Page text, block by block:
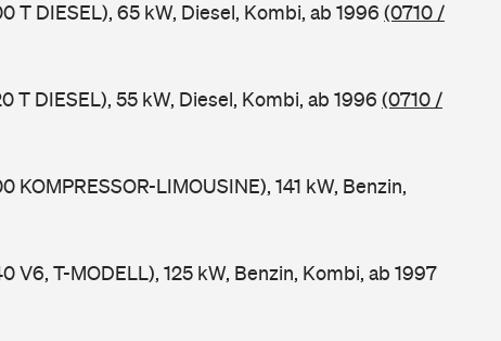
T DIESEL), 65 kW, Diesel, Kombi, ab 1996 (0710 /
T DIESEL), 55 kW, Diesel, Kombi, ab 1996 (0710 /
LIMOUSINE), 141 kW, Benzin,
V6, T-MODELL), 125 kW, Benzin, Kombi, ab 1997